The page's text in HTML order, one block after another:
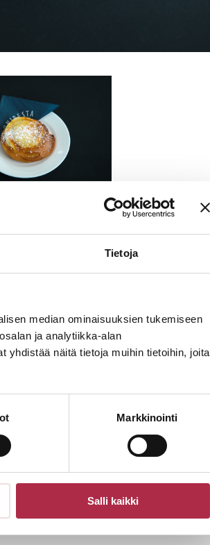
Tietoja
median ominaisuuksien tukemiseen
ja analytiikka-alan
yhdistää näitä tietoja muihin tietoihin, joita
Markkinointi
Salli kaikki